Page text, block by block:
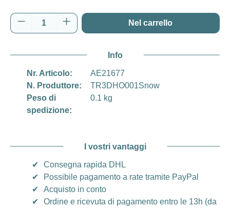
Quantità del prodotto: inserisci la quantità
Nel carrello
Info
Nr. Articolo:
AE21677
N. Produttore:
TR3DHO001Snow
Peso di
spedizione:
0.1 kg
I vostri vantaggi
✔
Consegna rapida DHL
✔
Possibile pagamento a rate tramite PayPal
✔
Acquisto in conto
✔
Ordine e ricevuta di pagamento entro le 13h (da